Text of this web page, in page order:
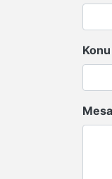
Konu